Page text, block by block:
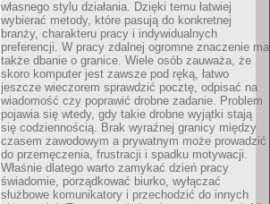
własnego stylu działania. Dzięki temu łatwiej
wybierać metody, które pasują do konkretnej
branży, charakteru pracy i indywidualnych
preferencji. W pracy zdalnej ogromne znaczenie ma
także dbanie o granice. Wiele osób zauważa, że
skoro komputer jest zawsze pod ręką, łatwo
jeszcze wieczorem sprawdzić pocztę, odpisać na
wiadomość czy poprawić drobne zadanie. Problem
pojawia się wtedy, gdy takie drobne wyjątki stają
się codziennością. Brak wyraźnej granicy między
czasem zawodowym a prywatnym może prowadzić
do przemęczenia, frustracji i spadku motywacji.
Właśnie dlatego warto zamykać dzień pracy
świadomie, porządkować biurko, wyłączać
służbowe komunikatory i przechodzić do innych